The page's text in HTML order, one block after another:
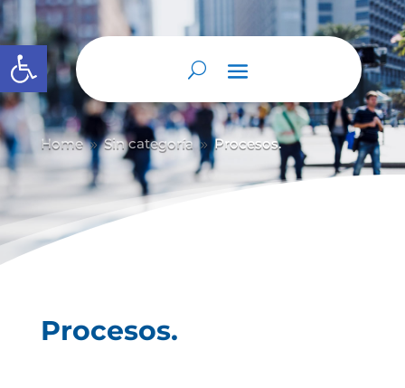
Abrir barra de herramientas
Home 9 Sin categoría 9 Procesos.
Procesos.